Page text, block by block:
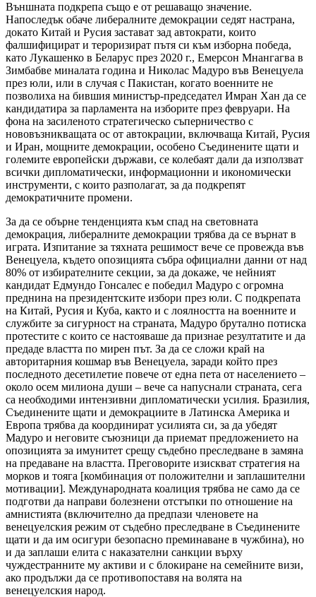
Външната подкрепа също е от решаващо значение.
Напоследък обаче либералните демокрации седят настрана,
докато Китай и Русия застават зад автократи, които
фалшифицират и тероризират пътя си към изборна победа,
като Лукашенко в Беларус през 2020 г., Емерсон Мнангагва в
Зимбабве миналата година и Николас Мадуро във Венецуела
през юли, или в случая с Пакистан, когато военните не
позволиха на бившия министър-председател Имран Хан да се
кандидатира за парламента на изборите през февруари. На
фона на засиленото стратегическо съперничество с
нововъзникващата ос от автокрации, включваща Китай, Русия
и Иран, мощните демокрации, особено Съединените щати и
големите европейски държави, се колебаят дали да използват
всички дипломатически, информационни и икономически
инструменти, с които разполагат, за да подкрепят
демократичните промени.
За да се обърне тенденцията към спад на световната
демокрация, либералните демокрации трябва да се върнат в
играта. Изпитание за тяхната решимост вече се провежда във
Венецуела, където опозицията събра официални данни от над
80% от избирателните секции, за да докаже, че нейният
кандидат Едмундо Гонсалес е победил Мадуро с огромна
преднина на президентските избори през юли. С подкрепата
на Китай, Русия и Куба, както и с лоялността на военните и
службите за сигурност на страната, Мадуро брутално потиска
протестите с които се настояваше да признае резултатите и да
предаде властта по мирен път. За да се сложи край на
авторитарния кошмар във Венецуела, заради който през
последното десетилетие повече от една пета от населението –
около осем милиона души – вече са напуснали страната, сега
са необходими интензивни дипломатически усилия. Бразилия,
Съединените щати и демокрациите в Латинска Америка и
Европа трябва да координират усилията си, за да убедят
Мадуро и неговите съюзници да приемат предложението на
опозицията за имунитет срещу съдебно преследване в замяна
на предаване на властта. Преговорите изискват стратегия на
морков и тояга [комбинация от положителни и заплашителни
мотивации]. Международната коалиция трябва не само да се
подготви да направи болезнени отстъпки по отношение на
амнистията (включително да предпази членовете на
венецуелския режим от съдебно преследване в Съединените
щати и да им осигури безопасно преминаване в чужбина), но
и да заплаши елита с наказателни санкции върху
чуждестранните му активи и с блокиране на семейните визи,
ако продължи да се противопоставя на волята на
венецуелския народ.